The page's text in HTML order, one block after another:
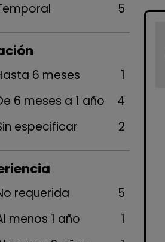
5
6 meses
1
6 meses a 1 año
4
especificar
2
requerida
5
menos 1 año
1